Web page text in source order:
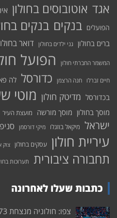
אגד אוטובוסים בחולון
הפועלים בנקים בנקים
ברים בחולון גני ילדים בחולון דואר
המשמר החברתי חולון הפועל
חיים זברלו חנה הרצמן כדורסל לה
בכדורסל מדיטק חולון מוטי
מוסך בחולון מוסך מורשה מועצת העיר
ישראל מיקאל בוזגלו מיקי דורסמן
עיריית חולון עסקים בחולון צוק
תחבורה ציבורית תערוכות
כתבות שעלו לאחרונה
צפו: חולוניה מנצחת 72:73 את הפועל ירושלים בחוץ